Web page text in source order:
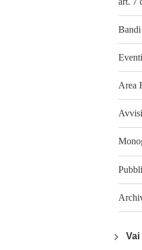
Bandi
Area